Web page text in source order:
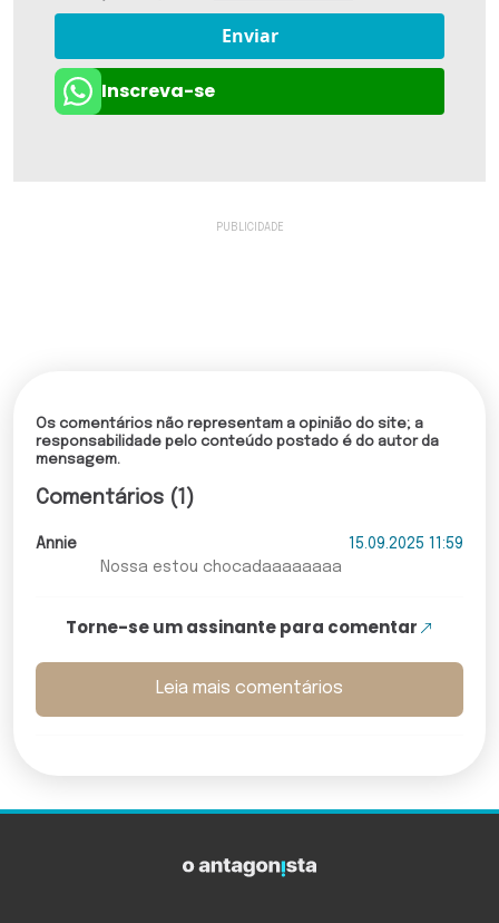
Enviar
Inscreva-se
Os comentários não representam a opinião do site; a
responsabilidade pelo conteúdo postado é do autor da
mensagem.
Comentários (1)
Annie
15.09.2025 11:59
Nossa estou chocadaaaaaaaa
Torne-se um assinante para comentar
Leia mais comentários